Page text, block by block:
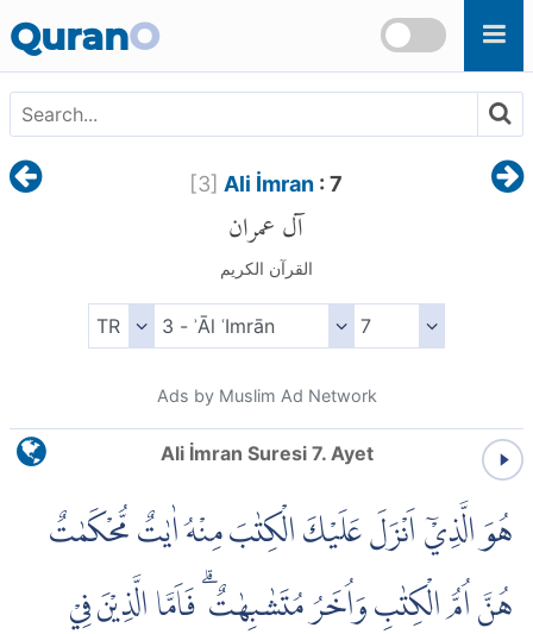
QuranO
[3] Ali İmran : 7
آل عمران
القرآن الكريم
Ads by Muslim Ad Network
Ali İmran Suresi 7. Ayet
هُوَ الَّذِيْٓ اَنْزَلَ عَلَيْكَ الْكِتٰبَ مِنْهُ اٰيٰتٌ مُّحْكَمٰتٌ
هُنَّ اُمُّ الْكِتٰبِ وَاُخَرُ مُتَشٰبِهٰتٌ ۗ فَاَمَّا الَّذِيْنَ فِيْ